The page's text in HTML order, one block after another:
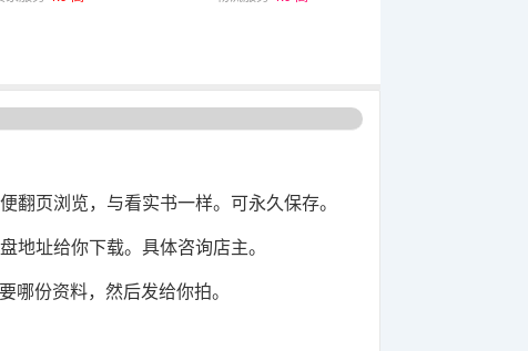
翻页浏览，与看实书一样。可永久保存。
地址给你下载。具体咨询店主。
哪份资料，然后发给你拍。